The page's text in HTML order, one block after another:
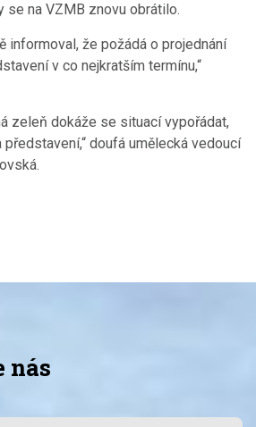
se na VZMB znovu obrátilo.
informoval, že požádá o projednání
v co nejkratším termínu,“
zeleň dokáže se situací vypořádat,
představení,“ doufá umělecká vedoucí
nás